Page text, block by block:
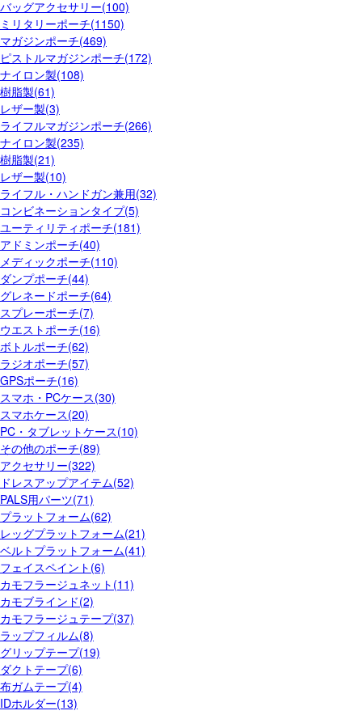
バッグアクセサリー(100)
ミリタリーポーチ(1150)
マガジンポーチ(469)
ピストルマガジンポーチ(172)
ナイロン製(108)
樹脂製(61)
レザー製(3)
ライフルマガジンポーチ(266)
ナイロン製(235)
樹脂製(21)
レザー製(10)
ライフル・ハンドガン兼用(32)
コンビネーションタイプ(5)
ユーティリティポーチ(181)
アドミンポーチ(40)
メディックポーチ(110)
ダンプポーチ(44)
グレネードポーチ(64)
スプレーポーチ(7)
ウエストポーチ(16)
ボトルポーチ(62)
ラジオポーチ(57)
GPSポーチ(16)
スマホ・PCケース(30)
スマホケース(20)
PC・タブレットケース(10)
その他のポーチ(89)
アクセサリー(322)
ドレスアップアイテム(52)
PALS用パーツ(71)
プラットフォーム(62)
レッグプラットフォーム(21)
ベルトプラットフォーム(41)
フェイスペイント(6)
カモフラージュネット(11)
カモブラインド(2)
カモフラージュテープ(37)
ラップフィルム(8)
グリップテープ(19)
ダクトテープ(6)
布ガムテープ(4)
IDホルダー(13)